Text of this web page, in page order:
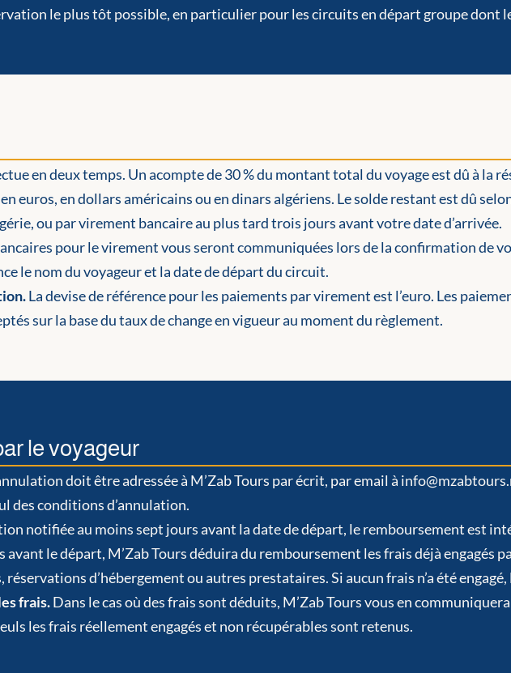
le plus tôt possible, en particulier pour les circuits en départ groupe dont
en deux temps. Un acompte de 30 % du montant total du voyage est dû à la
euros, en dollars américains ou en dinars algériens. Le solde restant est dû
ou par virement bancaire au plus tard trois jours avant votre date d’arrivée.
pour le virement vous seront communiquées lors de la confirmation de
le nom du voyageur et la date de départ du circuit.
La devise de référence pour les paiements par virement est l’euro. Les
sur la base du taux de change en vigueur au moment du règlement.
le voyageur
doit être adressée à M’Zab Tours par écrit, par email à
des conditions d’annulation.
notifiée au moins sept jours avant la date de départ, le remboursement est
avant le départ, M’Zab Tours déduira du remboursement les frais déjà engagés
d’hébergement ou autres prestataires. Si aucun frais n’a été
frais.Dans le cas où des frais sont déduits, M’Zab Tours vous en
les frais réellement engagés et non récupérables sont retenus.